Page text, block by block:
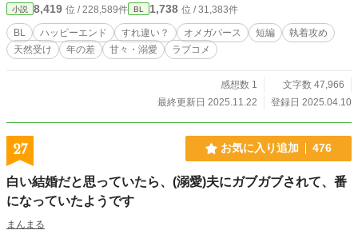
小説 8,419 位 / 228,589件 BL 1,738 位 / 31,383件
BL ハッピーエンド すれ違い？ オメガバース 短編
執着攻め
天然受け
年の差 甘々・溺愛 ラブコメ
感想数 1
文字数 47,966
最終更新日 2025.11.22
登録日 2025.04.10
27 お気に入り追加 476
白い結婚だと思っていたら、(溺愛)夫にガブガブされて、番
になっていたようです
まんまる